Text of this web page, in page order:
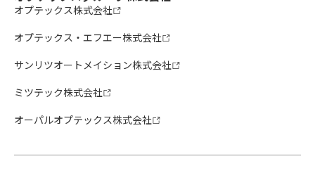
オプテックス株式会社
オプテックス・エフエー株式会社
サンリツオートメイション株式会社
ミツテック株式会社
オーパルオプテックス株式会社